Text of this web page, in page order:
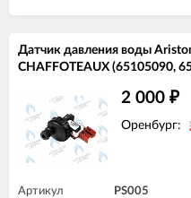
Датчик давления воды
CHAFFOTEAUX (65105090,
2 000 ₽
Оренбург:
Артикул PS005